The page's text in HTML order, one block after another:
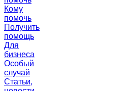
Кому
помочь
Получить
помощь
Для
бизнеса
Особый
случай
Статьи,